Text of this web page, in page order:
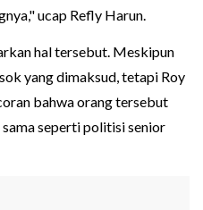
ucap Refly Harun.
hal tersebut. Meskipun
yang dimaksud, tetapi Roy
bahwa orang tersebut
seperti politisi senior